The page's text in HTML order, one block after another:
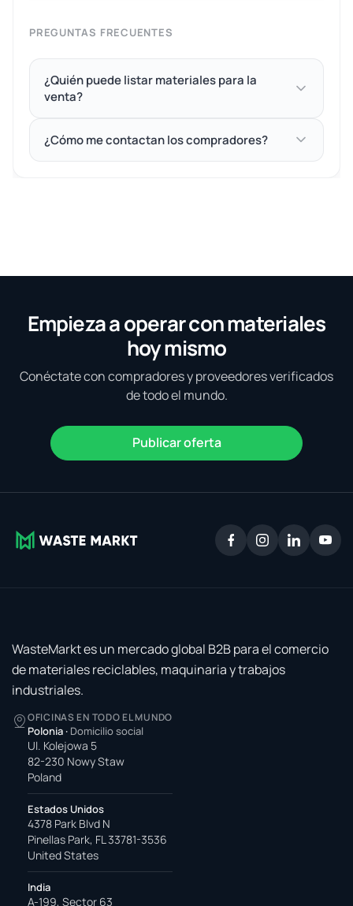
PREGUNTAS FRECUENTES
¿Quién puede listar materiales para la
venta?
¿Cómo me contactan los compradores?
Empieza a operar con materiales
hoy mismo
Conéctate con compradores y proveedores verificados
de todo el mundo.
Publicar oferta
WasteMarkt es un mercado global B2B para el comercio
de materiales reciclables, maquinaria y trabajos
industriales.
OFICINAS EN TODO EL MUNDO
Polonia · Domicilio social
Ul. Kolejowa 5
82-230 Nowy Staw
Poland
Estados Unidos
4378 Park Blvd N
Pinellas Park, FL 33781-3536
United States
India
A-199, Sector 63